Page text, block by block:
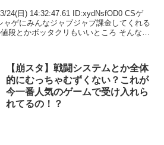
24(日) 14:32:47.61 ID:xydNsfOD0 CSゲ
ャゲにみんなジャブジャブ課金してくれる
段とかボッタクリもいいところ そんな俺
【崩スタ】戦闘システムとか全体
的にむっちゃむずくない？これが
今一番人気のゲームで受け入れら
れてるの！？